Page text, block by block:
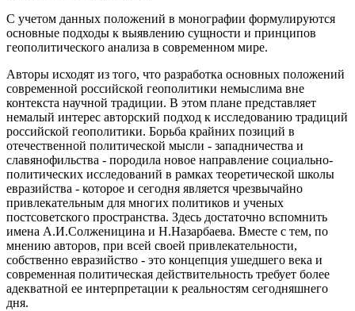
С учетом данных положений в монографии формулируются
основные подходы к выявлению сущности и принципов
геополитического анализа в современном мире.
Авторы исходят из того, что разработка основных положений
современной российской геополитики немыслима вне
контекста научной традиции. В этом плане представляет
немалый интерес авторский подход к исследованию традиций
российской геополитики. Борьба крайних позиций в
отечественной политической мысли - западничества и
славянофильства - породила новое направление социально-
политических исследований в рамках теоретической школы
евразийства - которое и сегодня является чрезвычайно
привлекательным для многих политиков и ученых
постсоветского пространства. Здесь достаточно вспомнить
имена А.И.Солженицина и Н.Назарбаева. Вместе с тем, по
мнению авторов, при всей своей привлекательности,
собственно евразийство - это концепция ушедшего века и
современная политическая действительность требует более
адекватной ее интерпретации к реальностям сегодняшнего
дня.